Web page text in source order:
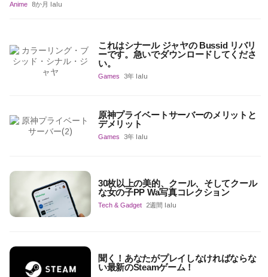
Anime 8か月 lalu
これはシナール ジャヤの Bussid リバリ
ーです。急いでダウンロードしてくださ
い。
Games 3年 lalu
原神プライベートサーバーのメリットと
デメリット
Games 3年 lalu
30枚以上の美的、クール、そしてクール
な女の子PP Wa写真コレクション
Tech & Gadget 2週間 lalu
聞く！あなたがプレイしなければならな
い最新のSteamゲーム！